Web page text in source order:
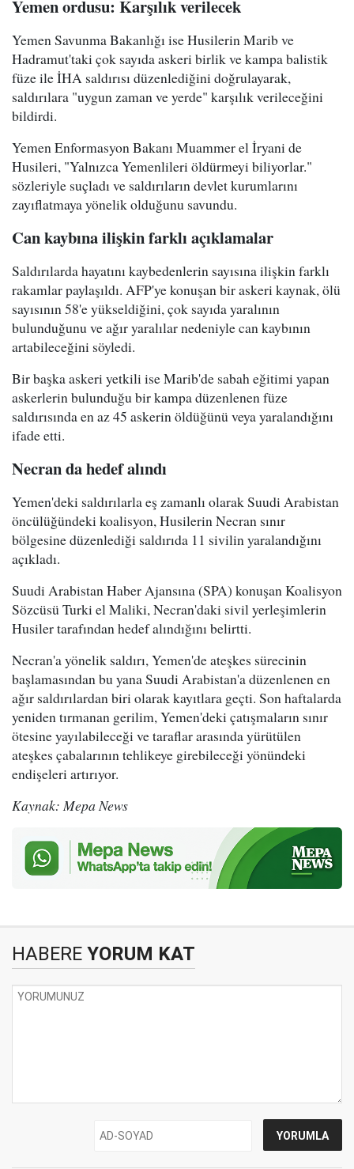
Yemen ordusu: Karşılık verilecek
Yemen Savunma Bakanlığı ise Husilerin Marib ve
Hadramut'taki çok sayıda askeri birlik ve kampa balistik
füze ile İHA saldırısı düzenlediğini doğrulayarak,
saldırılara "uygun zaman ve yerde" karşılık verileceğini
bildirdi.
Yemen Enformasyon Bakanı Muammer el İryani de
Husileri, "Yalnızca Yemenlileri öldürmeyi biliyorlar."
sözleriyle suçladı ve saldırıların devlet kurumlarını
zayıflatmaya yönelik olduğunu savundu.
Can kaybına ilişkin farklı açıklamalar
Saldırılarda hayatını kaybedenlerin sayısına ilişkin farklı
rakamlar paylaşıldı. AFP'ye konuşan bir askeri kaynak, ölü
sayısının 58'e yükseldiğini, çok sayıda yaralının
bulunduğunu ve ağır yaralılar nedeniyle can kaybının
artabileceğini söyledi.
Bir başka askeri yetkili ise Marib'de sabah eğitimi yapan
askerlerin bulunduğu bir kampa düzenlenen füze
saldırısında en az 45 askerin öldüğünü veya yaralandığını
ifade etti.
Necran da hedef alındı
Yemen'deki saldırılarla eş zamanlı olarak Suudi Arabistan
öncülüğündeki koalisyon, Husilerin Necran sınır
bölgesine düzenlediği saldırıda 11 sivilin yaralandığını
açıkladı.
Suudi Arabistan Haber Ajansına (SPA) konuşan Koalisyon
Sözcüsü Turki el Maliki, Necran'daki sivil yerleşimlerin
Husiler tarafından hedef alındığını belirtti.
Necran'a yönelik saldırı, Yemen'de ateşkes sürecinin
başlamasından bu yana Suudi Arabistan'a düzenlenen en
ağır saldırılardan biri olarak kayıtlara geçti. Son haftalarda
yeniden tırmanan gerilim, Yemen'deki çatışmaların sınır
ötesine yayılabileceği ve taraflar arasında yürütülen
ateşkes çabalarının tehlikeye girebileceği yönündeki
endişeleri artırıyor.
Kaynak: Mepa News
HABERE YORUM KAT